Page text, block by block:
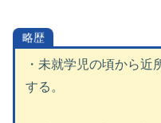
略歴
・未就学児の頃から近
する。